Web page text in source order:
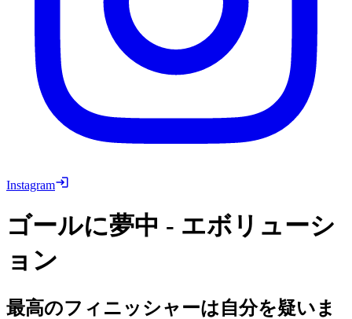
Instagram
ゴールに夢中 - エボリューシ
ョン
最高のフィニッシャーは自分を疑いま